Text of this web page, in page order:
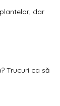
dar
Trucuri ca să